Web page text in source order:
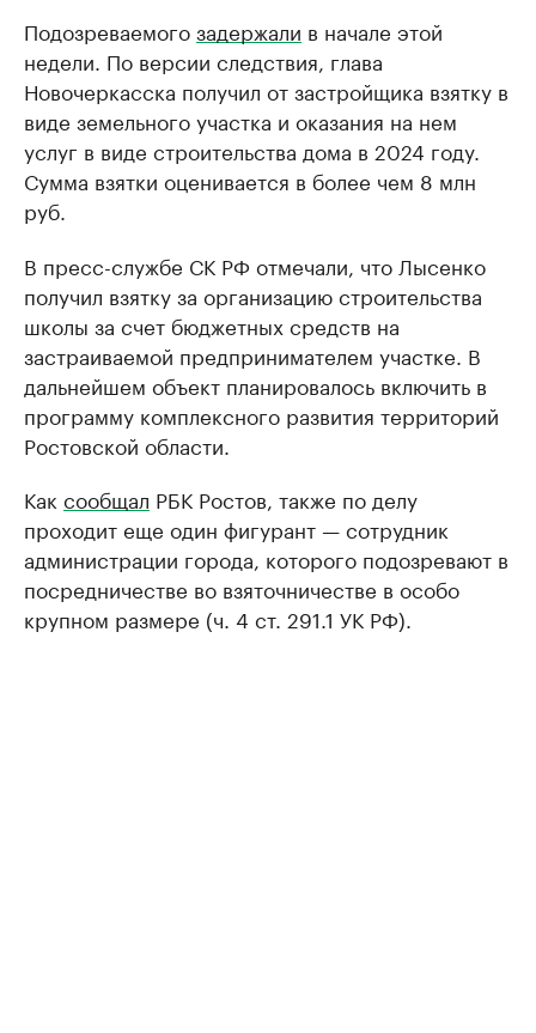
Подозреваемогозадержали в начале этой
недели. По версии следствия, глава
Новочеркасска получил от застройщика взятку в
виде земельного участка и оказания на нем
услуг в виде строительства дома в 2024 году.
Сумма взятки оценивается в более чем 8 млн
руб.
В пресс-службе СК РФ отмечали, что Лысенко
получил взятку за организацию строительства
школы за счет бюджетных средств на
застраиваемой предпринимателем участке. В
дальнейшем объект планировалось включить в
программу комплексного развития территорий
Ростовской области.
Как сообщал РБК Ростов, также по делу
проходит еще один фигурант — сотрудник
администрации города, которого подозревают в
посредничестве во взяточничестве в особо
крупном размере (ч. 4 ст. 291.1 УК РФ).